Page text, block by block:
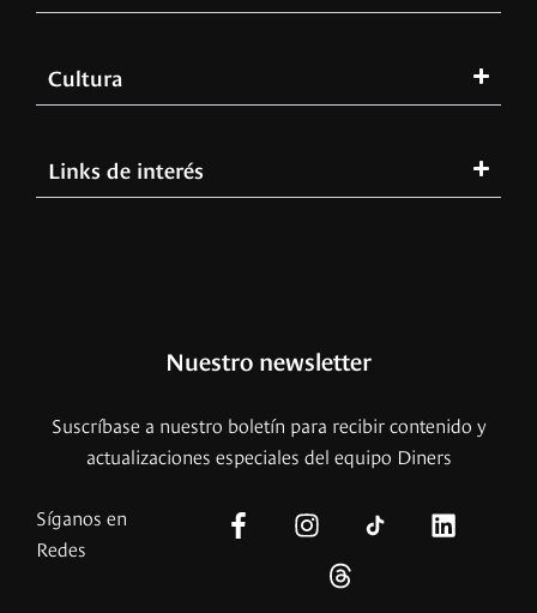
Cultura
Links de interés
Nuestro newsletter
Suscríbase a nuestro boletín para recibir contenido y
actualizaciones especiales del equipo Diners
Síganos en
Redes